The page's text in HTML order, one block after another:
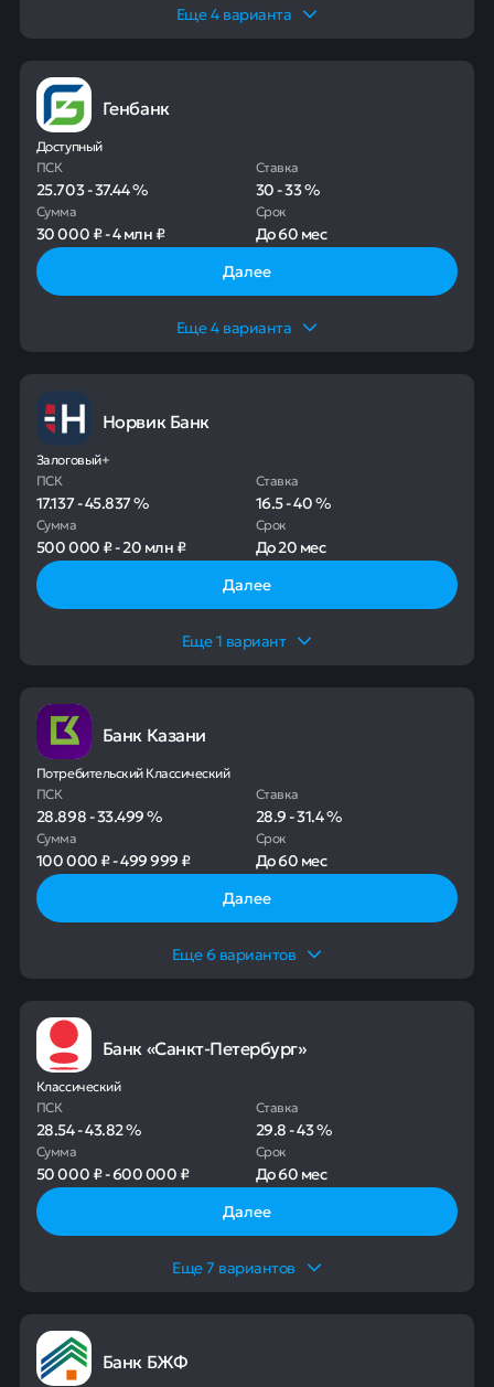
Еще4 варианта
Генбанк
Доступный
ПСК
25.703-37.44%
Ставка
30-33%
Сумма
30 000 ₽-4 млн ₽
Срок
До60 мес
Далее
Еще4 варианта
Норвик Банк
Залоговый+
ПСК
17.137-45.837%
Ставка
16.5-40%
Сумма
500 000 ₽-20 млн ₽
Срок
До20 мес
Далее
Еще1 вариант
Банк Казани
Потребительский Классический
ПСК
28.898-33.499%
Ставка
28.9-31.4%
Сумма
100 000 ₽-499 999 ₽
Срок
До60 мес
Далее
Еще6 вариантов
Банк «Санкт-Петербург»
Классический
ПСК
28.54-43.82%
Ставка
29.8-43%
Сумма
50 000 ₽-600 000 ₽
Срок
До60 мес
Далее
Еще7 вариантов
Банк БЖФ